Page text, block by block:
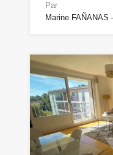
Par
Marine FAÑANAS